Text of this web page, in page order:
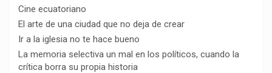
Cine ecuatoriano
El arte de una ciudad que no deja de crear
Ir a la iglesia no te hace bueno
La memoria selectiva un mal en los políticos, cuando la
crítica borra su propia historia